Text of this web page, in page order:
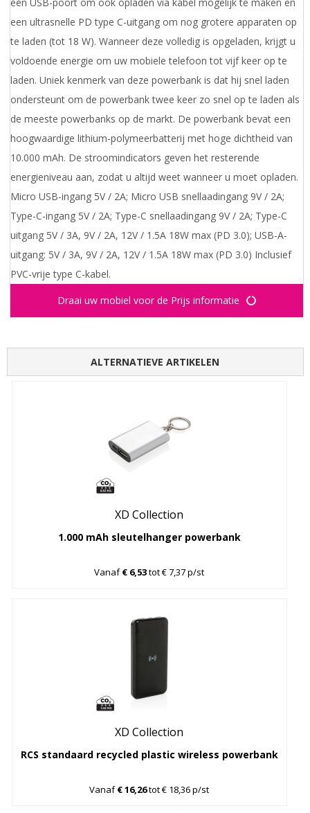
één USB-poort om ook opladen via kabel mogelijk te maken en
een ultrasnelle PD type C-uitgang om nog grotere apparaten op
te laden (tot 18 W). Wanneer deze volledig is opgeladen, krijgt u
voldoende energie om uw mobiele telefoon tot vijf keer op te
laden. Uniek kenmerk van deze powerbank is dat hij snel laden
ondersteunt om de powerbank twee keer zo snel op te laden als
de meeste powerbanks op de markt. De powerbank bevat een
hoogwaardige lithium-polymeerbatterij met hoge dichtheid van
10.000 mAh. De stroomindicators geven het resterende
energieniveau aan, zodat u altijd weet wanneer u moet opladen.
Micro USB-ingang 5V / 2A; Micro USB snellaadingang 9V / 2A;
Type-C-ingang 5V / 2A; Type-C snellaadingang 9V / 2A; Type-C
uitgang 5V / 3A, 9V / 2A, 12V / 1.5A 18W max (PD 3.0); USB-A-
uitgang: 5V / 3A, 9V / 2A, 12V / 1.5A 18W max (PD 3.0) Inclusief
PVC-vrije type C-kabel.
Draai uw mobiel voor de Prijs informatie
ALTERNATIEVE ARTIKELEN
XD Collection
1.000 mAh sleutelhanger powerbank
Vanaf€ 6,53tot € 7,37 p/st
XD Collection
RCS standaard recycled plastic wireless powerbank
Vanaf€ 16,26tot € 18,36 p/st